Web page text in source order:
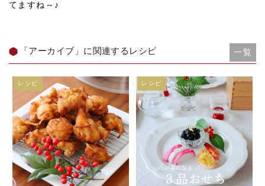
てますね～♪
「アーカイブ」に関連するレシピ 一覧
レシピ レシピ